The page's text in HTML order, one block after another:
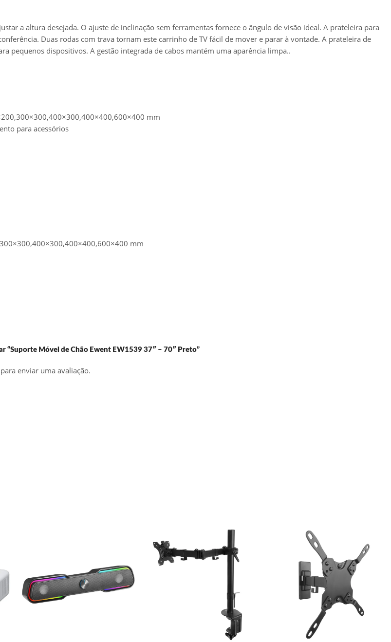
a altura desejada. O ajuste de inclinação sem ferramentas fornece o ângulo de visão ideal. A prateleira para
Duas rodas com trava tornam este carrinho de TV fácil de mover e parar à vontade. A prateleira de
pequenos dispositivos. A gestão integrada de cabos mantém uma aparência limpa..
mm
para acessórios
mm
“Suporte Móvel de Chão Ewent EW1539 37″ – 70″ Preto”
para enviar uma avaliação.